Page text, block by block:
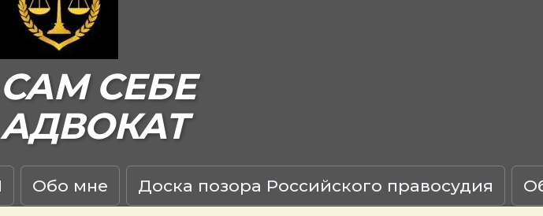
САМ СЕБЕ
АДВОКАТ
Обо мне Доска позора Российского правосудия